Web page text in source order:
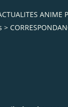
ANIME
>